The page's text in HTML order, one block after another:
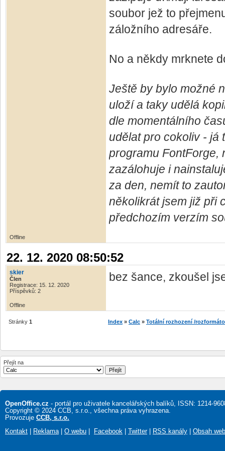
soubor jež to
záložního adresáře.
No a někdy mrknete
Ještě by bylo možné
uloží a taky udělá
dle momentálního
udělat pro cokoliv - já
programu FontForge,
zazálohuje i
za den, nemít to
několikrát jsem již při
předchozím verzím
Offline
22. 12. 2020 08:50:52
skier
Člen
Registrace: 15. 12. 2020
Příspěvků: 2
bez šance, zkoušel
Offline
Stránky 1 Index » Calc » Totální rozhození /
Přejít na
OpenOffice.cz - portál pro uživatele kancelářských balíků, ISSN: 1214-
Copyright © 2024 CCB, s.r.o., všechna práva vyhrazena.
Provozuje CCB, s.r.o.
Kontakt
Reklama O webu Facebook Twitter| RSS kanály Obsah